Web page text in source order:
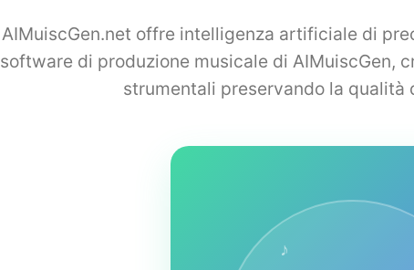
AIMuiscGen.net offre intelligenza artificiale di
software di produzione musicale di AIMuiscGen,
strumentali preservando la qualità
♪